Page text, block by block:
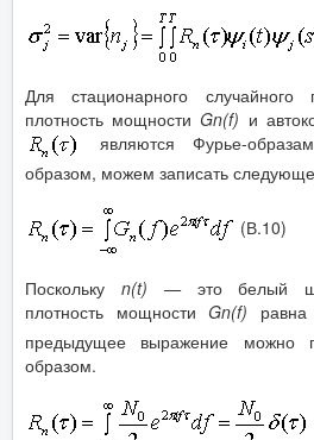
Для стационарного случайного
плотность мощностиGn(f) и
являются Фурье-
образом, можем записать
(В.10)
Поскольку n(t) — это белый
плотность мощностиGn(f) равна
предыдущее выражение можно
образом.